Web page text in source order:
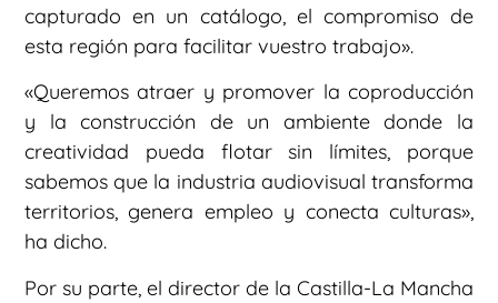
capturado en un catálogo, el compromiso de
esta región para facilitar vuestro trabajo».
«Queremos atraer y promover la coproducción
y la construcción de un ambiente donde la
creatividad pueda flotar sin límites, porque
sabemos que la industria audiovisual transforma
territorios, genera empleo y conecta culturas»,
ha dicho.
Por su parte, el director de la Castilla-La Mancha